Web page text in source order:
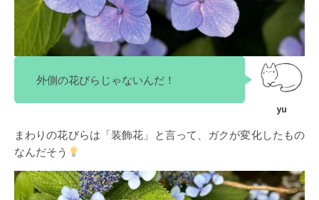
外側の花びらじゃないんだ！
まわりの花びらは「装飾花」と言って、ガクが変化したもの
なんだそう